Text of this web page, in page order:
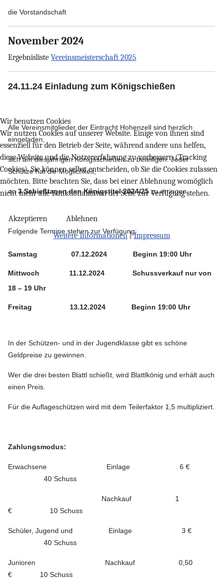
die Vorstandschaft
November 2024
Ergebnisliste Vereinsmeisterschaft 2025
24.11.24 Einladung zum Königschießen
Alle Vereinsmitglieder der Eintracht Hohenzell sind herzlich
eingeladen,
sich am diesjährigen Königsschießen zu beteiligen. Jeder
Schütze hat die Möglichkeit,
an3 Schießtagen den Königstitel 2024/25zu erringen.
Folgende Termine stehen zur Verfügung:
Samstag 07.12.2024 Beginn 19:00 Uhr
Mittwoch 11.12.2024 Schussverkauf nur von
18 – 19 Uhr
Freitag 13.12.2024 Beginn 19:00 Uhr
In der Schützen- und in der Jugendklasse gibt es schöne
Geldpreise zu gewinnen.
Wer die drei besten Blattl schießt, wird Blattlkönig und erhält auch
einen Preis.
Für die Auflageschützen wird mit dem Teilerfaktor 1,5 multipliziert.
Zahlungsmodus:
Erwachsene Einlage 6 €
40 Schuss
Nachkauf 1
€ 10 Schuss
Schüler, Jugend und Einlage 3 €
40 Schuss
Junioren Nachkauf 0,50
€ 10 Schuss
Wir benutzen Cookies
Wir nutzen Cookies auf unserer Website. Einige von ihnen sind
essenziell für den Betrieb der Seite, während andere uns helfen,
diese Website und die Nutzererfahrung zu verbessern (Tracking
Cookies). Sie können selbst entscheiden, ob Sie die Cookies zulassen
möchten. Bitte beachten Sie, dass bei einer Ablehnung womöglich
nicht mehr alle Funktionalitäten der Seite zur Verfügung stehen.
Akzeptieren
Ablehnen
Weitere Informationen|Impressum